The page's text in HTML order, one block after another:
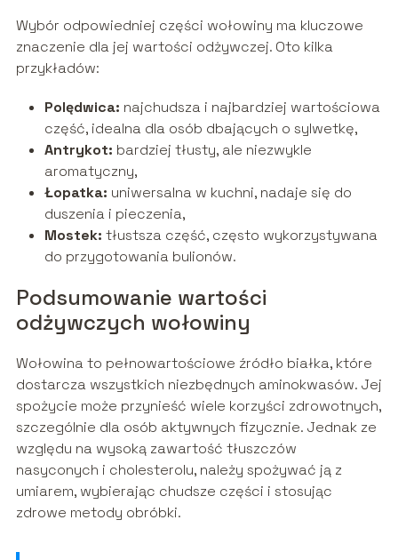
Wybór odpowiedniej części wołowiny ma kluczowe
znaczenie dla jej wartości odżywczej. Oto kilka
przykładów:
Polędwica: najchudsza i najbardziej wartościowa
część, idealna dla osób dbających o sylwetkę,
Antrykot: bardziej tłusty, ale niezwykle
aromatyczny,
Łopatka: uniwersalna w kuchni, nadaje się do
duszenia i pieczenia,
Mostek: tłustsza część, często wykorzystywana
do przygotowania bulionów.
Podsumowanie wartości
odżywczych wołowiny
Wołowina to pełnowartościowe źródło białka, które
dostarcza wszystkich niezbędnych aminokwasów. Jej
spożycie może przynieść wiele korzyści zdrowotnych,
szczególnie dla osób aktywnych fizycznie. Jednak ze
względu na wysoką zawartość tłuszczów
nasyconych i cholesterolu, należy spożywać ją z
umiarem, wybierając chudsze części i stosując
zdrowe metody obróbki.